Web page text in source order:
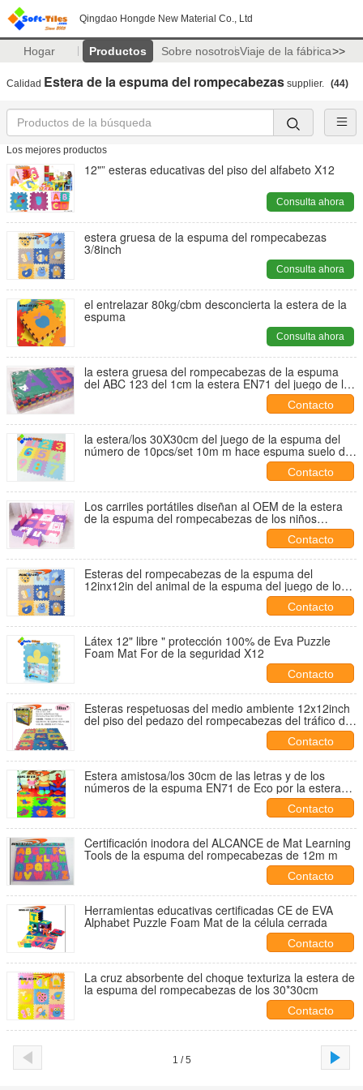
Qingdao Hongde New Material Co., Ltd
Hogar Productos Sobre nosotrosViaje de la fábrica>>
Calidad Estera de la espuma del rompecabezas supplier. (44)
Los mejores productos
12"” esteras educativas del piso del alfabeto X12
Consulta ahora
estera gruesa de la espuma del rompecabezas
3/8inch
Consulta ahora
el entrelazar 80kg/cbm desconcierta la estera de la
espuma
Consulta ahora
la estera gruesa del rompecabezas de la espuma
del ABC 123 del 1cm la estera EN71 del juego de la
Contacto
la estera/los 30X30cm del juego de la espuma del
número de 10pcs/set 10m m hace espuma suelo del
Contacto
Los carriles portátiles diseñan al OEM de la estera
de la espuma del rompecabezas de los niños
Contacto
Esteras del rompecabezas de la espuma del
12inx12in del animal de la espuma del juego de los
niños no tóxicos de la estera/10m m
Contacto
Látex 12" libre " protección 100% de Eva Puzzle
Foam Mat For de la seguridad X12
Contacto
Esteras respetuosas del medio ambiente 12x12inch
del piso del pedazo del rompecabezas del tráfico de
Contacto
Estera amistosa/los 30cm de las letras y de los
números de la espuma EN71 de Eco por la estera
Contacto
Certificación inodora del ALCANCE de Mat Learning
Tools de la espuma del rompecabezas de 12m m
Contacto
Herramientas educativas certificadas CE de EVA
Alphabet Puzzle Foam Mat de la célula cerrada
Contacto
La cruz absorbente del choque texturiza la estera de
la espuma del rompecabezas de los 30*30cm
Contacto
1 / 5